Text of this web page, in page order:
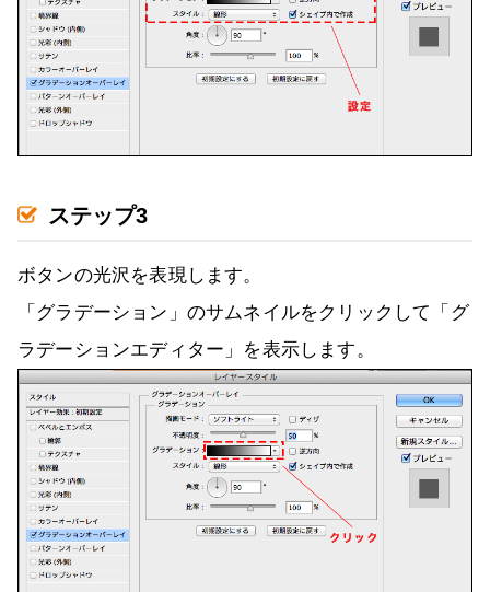
ステップ3
ボタンの光沢を表現します。
「グラデーション」のサムネイルをクリックして「グ
ラデーションエディター」を表示します。